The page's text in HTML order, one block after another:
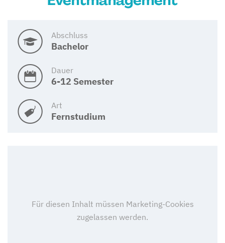
Abschluss
Bachelor
Dauer
6-12 Semester
Art
Fernstudium